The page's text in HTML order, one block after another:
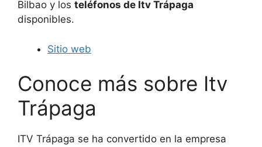
Bilbao y los teléfonos de Itv Trápaga
disponibles.
Sitio web
Conoce más sobre Itv
Trápaga
ITV Trápaga se ha convertido en la empresa